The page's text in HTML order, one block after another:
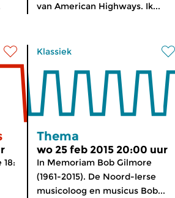
van American Highways. Ik...
Klassiek
Thema
wo 25 feb 2015 20:00 uur
In Memoriam Bob Gilmore
(1961-2015). De Noord-Ierse
musicoloog en musicus Bob...